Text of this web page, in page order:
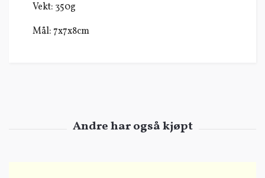
Vekt: 350g
Mål: 7x7x8cm